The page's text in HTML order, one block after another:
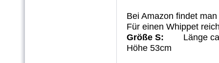
Bei Amazon findet
Für einen Whippet
Größe S: Länge
Höhe 53cm